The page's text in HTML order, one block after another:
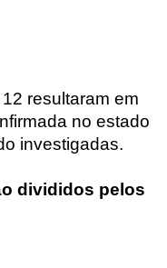
resultaram em
no estado
investigadas.
divididos pelos